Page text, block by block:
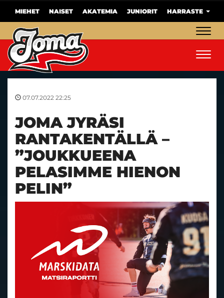
MIEHET NAISET AKATEMIA JUNIORIT HARRASTE
07.07.2022 22:25
JOMA JYRÄSI
RANTAKENTÄLLÄ –
”JOUKKUEENA
PELASIMME HIENON
PELIN”